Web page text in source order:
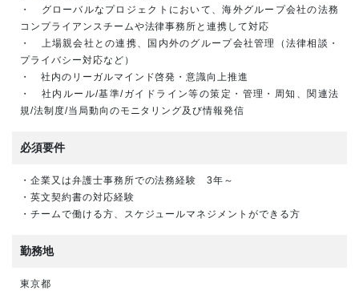
・ グローバルなプロジェクトにおいて、海外グループ会社の法務
コンプライアンスチームや法律事務所と連携して対応
・ 上場親会社との連携、国内外のグループ会社管理（法律相談・
プライバシー対応など）
・ 社内のリーガルマインド啓発・意識向上推進
・ 社内ルール/基準/ガイドライン等の策定・管理・周知、関連法
規/法制度/当局動向のモニタリング及び情報発信
必須要件
・企業又は弁護士事務所での法務経験 3年～
・英文契約書の対応経験
・チームで働ける方、スケジュールマネジメントができる方
勤務地
東京都